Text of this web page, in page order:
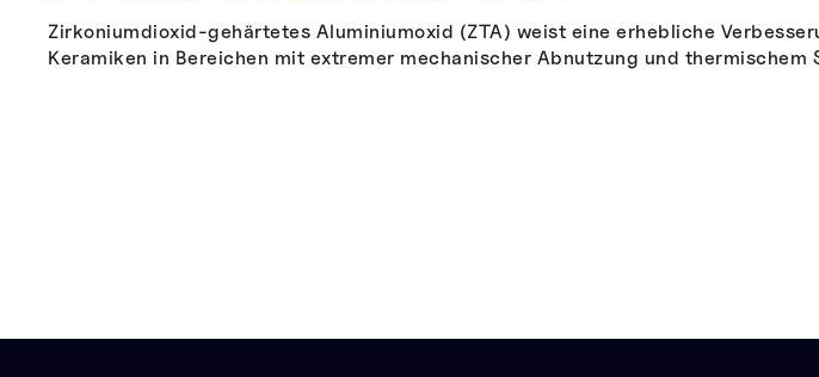
Zirkoniumdioxid-gehärtetes Aluminiumoxid (ZTA) weist eine erhebliche
Keramiken in Bereichen mit extremer mechanischer Abnutzung und thermischem